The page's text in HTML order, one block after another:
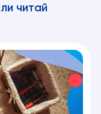
читай